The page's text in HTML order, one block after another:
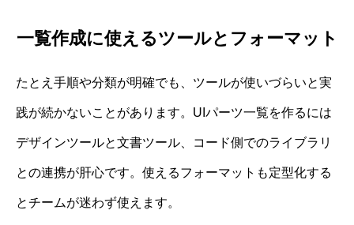
一覧作成に使えるツールとフォーマット
たとえ手順や分類が明確でも、ツールが使いづらいと実
践が続かないことがあります。UIパーツ一覧を作るには
デザインツールと文書ツール、コード側でのライブラリ
との連携が肝心です。使えるフォーマットも定型化する
とチームが迷わず使えます。